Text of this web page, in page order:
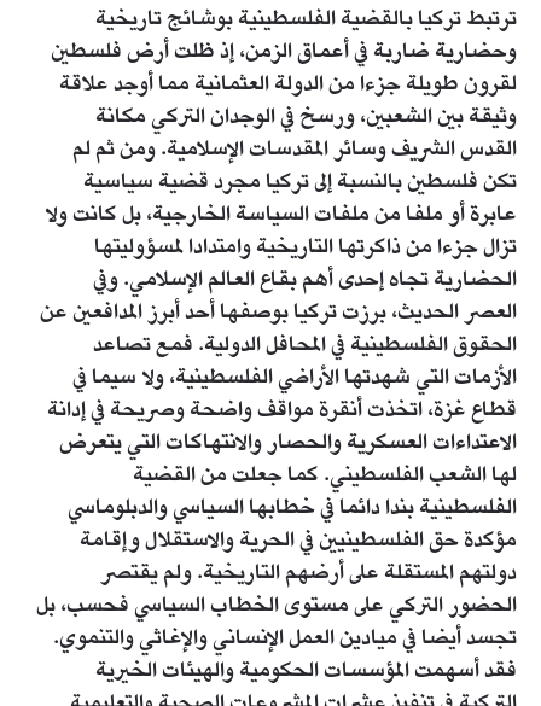
ترتبط تركيا بالقضية الفلسطينية بوشائج تاريخية
وحضارية ضاربة في أعماق الزمن، إذ ظلت أرض فلسطين
لقرون طويلة جزءا من الدولة العثمانية مما أوجد علاقة
وثيقة بين الشعبين، ورسخ في الوجدان التركي مكانة
القدس الشريف وسائر المقدسات الإسلامية. ومن ثم لم
تكن فلسطين بالنسبة إلى تركيا مجرد قضية سياسية
عابرة أو ملفا من ملفات السياسة الخارجية، بل كانت ولا
تزال جزءا من ذاكرتها التاريخية وامتدادا لمسؤوليتها
الحضارية تجاه إحدى أهم بقاع العالم الإسلامي. وفي
العصر الحديث، برزت تركيا بوصفها أحد أبرز المدافعين عن
الحقوق الفلسطينية في المحافل الدولية. فمع تصاعد
الأزمات التي شهدتها الأراضي الفلسطينية، ولا سيما في
قطاع غزة، اتخذت أنقرة مواقف واضحة وصريحة في إدانة
الاعتداءات العسكرية والحصار والانتهاكات التي يتعرض
لها الشعب الفلسطيني. كما جعلت من القضية
الفلسطينية بندا دائما في خطابها السياسي والدبلوماسي
مؤكدة حق الفلسطينيين في الحرية والاستقلال وإقامة
دولتهم المستقلة على أرضهم التاريخية. ولم يقتصر
الحضور التركي على مستوى الخطاب السياسي فحسب، بل
تجسد أيضا في ميادين العمل الإنساني والإغاثي والتنموي.
فقد أسهمت المؤسسات الحكومية والهيئات الخيرية